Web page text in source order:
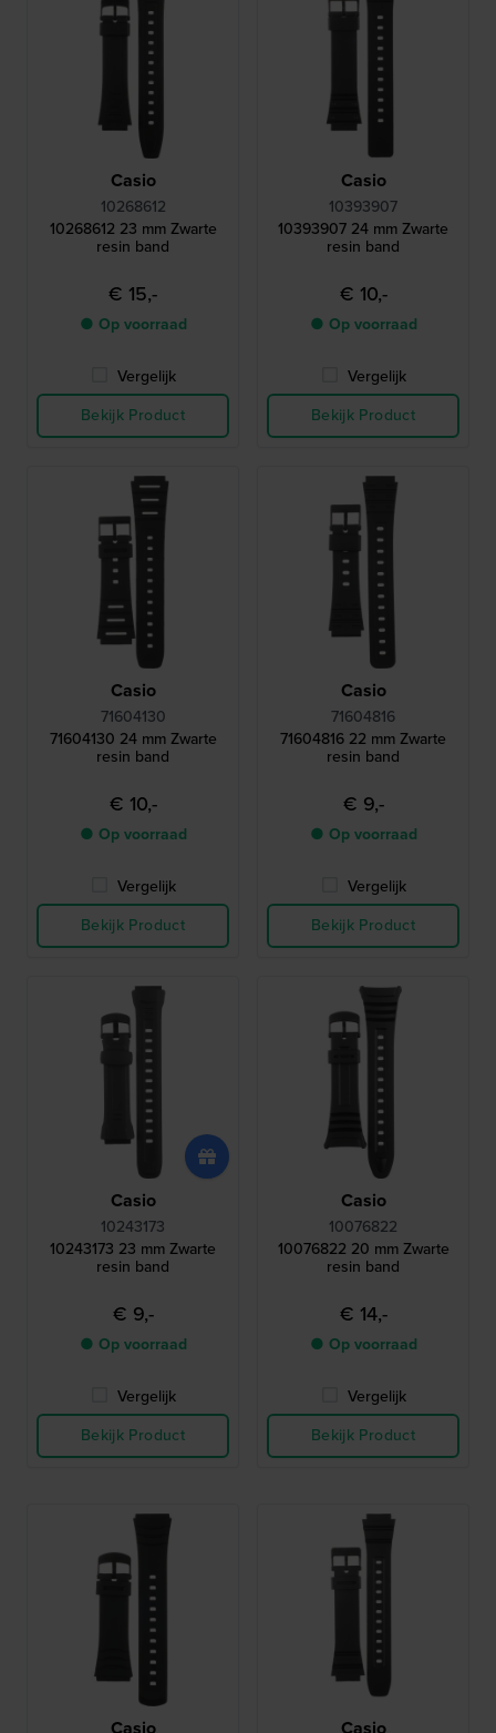
Casio
10268612
10268612 23 mm Zwarte
resin band
€ 15,-
● Op voorraad
Vergelijk
Bekijk Product
Casio
10393907
10393907 24 mm Zwarte
resin band
€ 10,-
● Op voorraad
Vergelijk
Bekijk Product
Casio
71604130
71604130 24 mm Zwarte
resin band
€ 10,-
● Op voorraad
Vergelijk
Bekijk Product
Casio
71604816
71604816 22 mm Zwarte
resin band
€ 9,-
● Op voorraad
Vergelijk
Bekijk Product
Casio
10243173
10243173 23 mm Zwarte
resin band
€ 9,-
● Op voorraad
Vergelijk
Bekijk Product
Casio
10076822
10076822 20 mm Zwarte
resin band
€ 14,-
● Op voorraad
Vergelijk
Bekijk Product